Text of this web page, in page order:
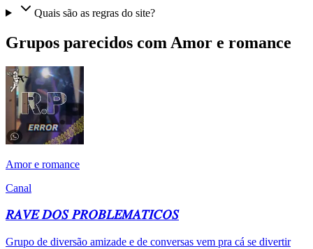
Quais são as regras do site?
Grupos parecidos com Amor e romance
Amor e romance
Canal
𝑅𝐴𝑉𝐸 𝐷𝑂𝑆 𝑃𝑅𝑂𝐵𝐿𝐸𝑀𝐴𝑇𝐼𝐶𝑂𝑆
Grupo de diversão amizade e de conversas vem pra cá se divertir